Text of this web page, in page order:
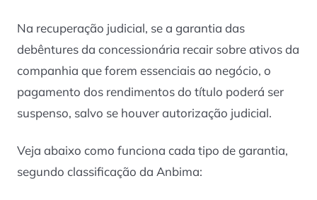
Na recuperação judicial, se a garantia das
debêntures da concessionária recair sobre ativos da
companhia que forem essenciais ao negócio, o
pagamento dos rendimentos do título poderá ser
suspenso, salvo se houver autorização judicial.
Veja abaixo como funciona cada tipo de garantia,
segundo classificação da Anbima: